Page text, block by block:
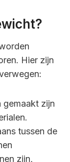
Hier zijn
gemaakt zijn
tussen de
zijn,